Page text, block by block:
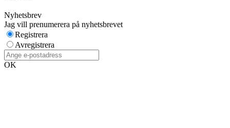
Nyhetsbrev
Jag vill prenumerera på nyhetsbrevet
Registrera
Avregistrera
OK